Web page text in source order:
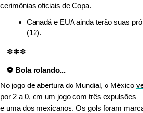
cerimônias oficiais de Copa.
Canadá e EUA ainda terão suas
(12).
✽✽✽
⚽ Bola rolando...
No jogo de abertura do Mundial, o México
por 2 a 0, em um jogo com três expulsões
e uma dos mexicanos. Os gols foram